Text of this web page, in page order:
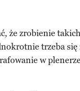
że zrobienie
trzeba się
w